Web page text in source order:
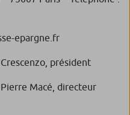
epargne.fr
président
Pierre Macé, directeur